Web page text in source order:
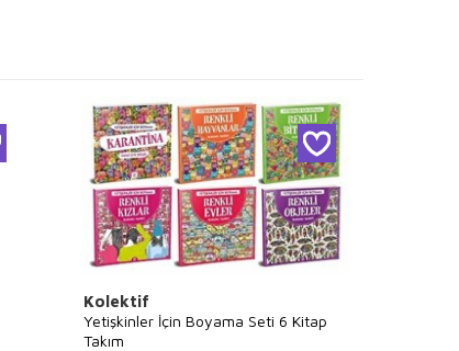
Kolektif
Yetişkinler İçin Boyama Seti 6 Kitap
Takım